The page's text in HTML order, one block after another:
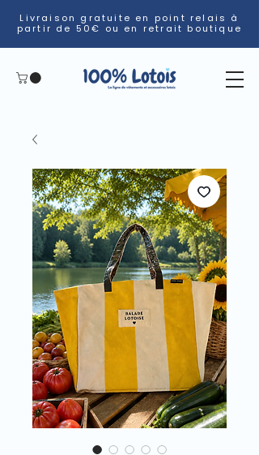
Livraison gratuite en point relais à
partir de 50€ ou en retrait boutique